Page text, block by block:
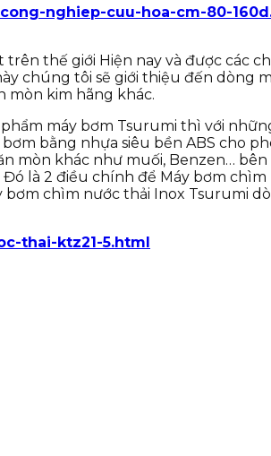
nghiep-cuu-hoa-cm-80-
thế giới Hiện nay và được các
chúng tôi sẽ giới thiệu đến dòng
mòn kim hãng khác.
máy bơm Tsurumi thì với
bằng nhựa siêu bền ABS cho
mòn khác như muối, Benzen…
là 2 điều chính để Máy bơm
chìm nước thải Inox Tsurumi
thai-ktz21-5.html